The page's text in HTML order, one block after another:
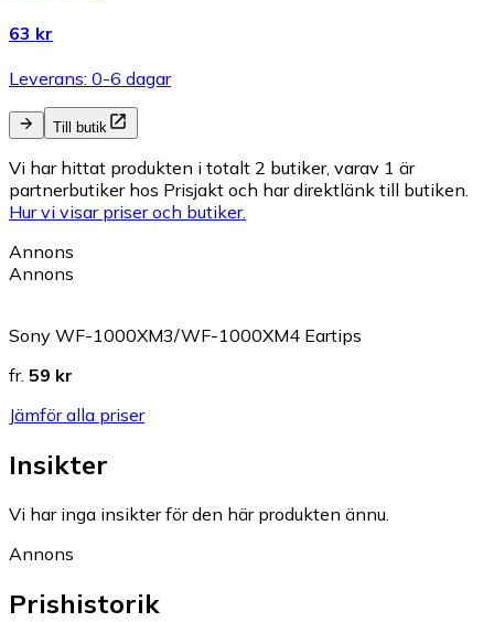
63 kr
Leverans: 0-6 dagar
Till butik
Vi har hittat produkten i totalt 2 butiker, varav 1 är
partnerbutiker hos Prisjakt och har direktlänk till butiken.
Hur vi visar priser och butiker.
Annons
Annons
Sony WF-1000XM3/WF-1000XM4 Eartips
fr. 59 kr
Jämför alla priser
Insikter
Vi har inga insikter för den här produkten ännu.
Annons
Prishistorik